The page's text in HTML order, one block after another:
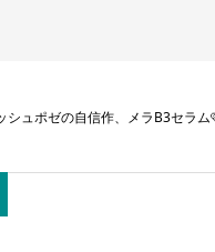
シュポゼの自信作、メラB3セラ